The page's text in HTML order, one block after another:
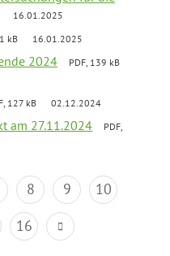
16.01.2025
kB 16.01.2025
2024
PDF, 139 kB
127 kB 02.12.2024
am 27.11.2024
PDF,
8 9
10
16